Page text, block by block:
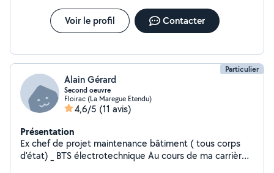
Voir le profil Contacter
Particulier
Alain Gérard
Second oeuvre
Floirac (La Maregue Etendu)
4,6/5 (11 avis)
Présentation
Ex chef de projet maintenance bâtiment ( tous corps
d'état) _ BTS électrotechnique Au cours de ma carrière